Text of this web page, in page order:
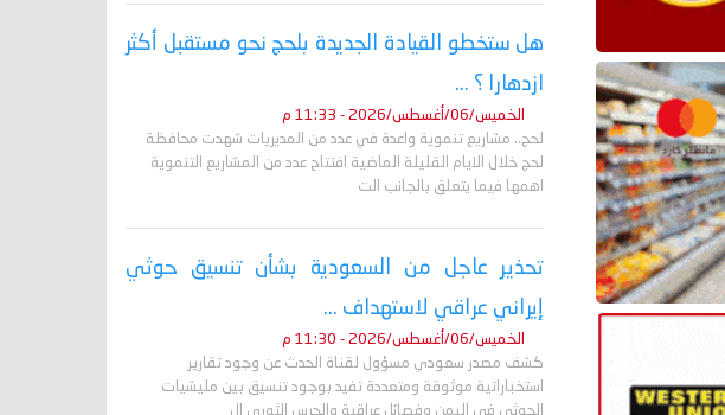
هل ستخطو القيادة الجديدة بلحج نحو مستقبل أكثر
ازدهارا ؟ ...
الخميس/06/أغسطس/2026 - 11:33 م
لحج.. مشاريع تنموية واعدة في عدد من المديريات شهدت محافظة
لحج خلال الايام القليلة الماضية افتتاح عدد من المشاريع التنموية
اهمها فيما يتعلق بالجانب الت
تحذير عاجل من السعودية بشأن تنسيق حوثي
إيراني عراقي لاستهداف ...
الخميس/06/أغسطس/2026 - 11:30 م
كشف مصدر سعودي مسؤول لقناة الحدث عن وجود تقارير
استخباراتية موثوقة ومتعددة تفيد بوجود تنسيق بين مليشيات
الحوثي في اليمن وفصائل عراقية والحرس الثوري ال